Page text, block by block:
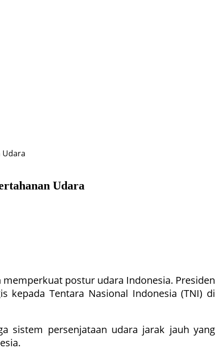
Udara
Udara
postur udara Indonesia. Presiden
kepada Tentara Nasional Indonesia (TNI) di
sistem persenjataan udara jarak jauh yang